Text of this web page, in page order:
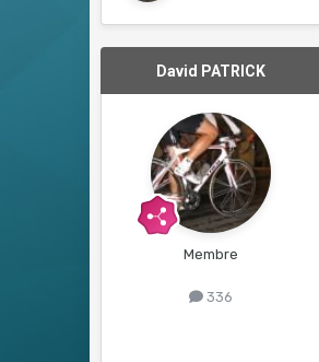
David PATRICK
Membre
336